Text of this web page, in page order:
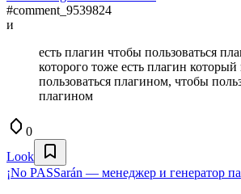
#comment_9539824
и
есть плагин чтобы пользоваться
которого тоже есть плагин который
пользоваться плагином, чтобы
плагином
0
Look
¡No PASSarán — менеджер и генератор